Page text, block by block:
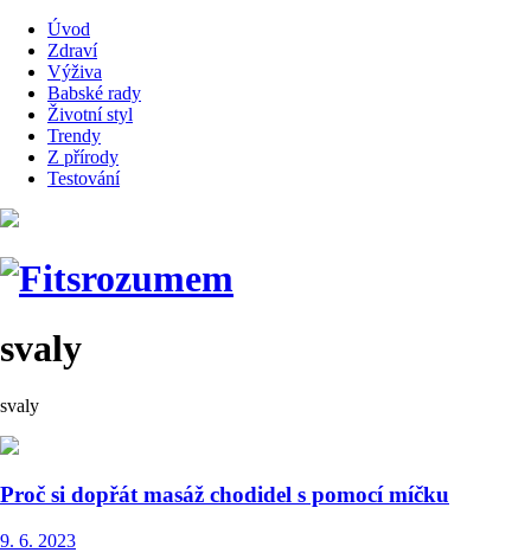
Úvod
Zdraví
Výživa
Babské rady
Životní styl
Trendy
Z přírody
Testování
svaly
svaly
Proč si dopřát masáž chodidel s pomocí míčku
9. 6. 2023